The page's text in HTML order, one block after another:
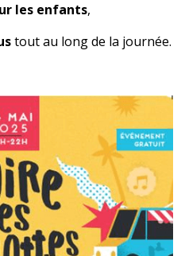
les enfants,
tout au long de la journée.